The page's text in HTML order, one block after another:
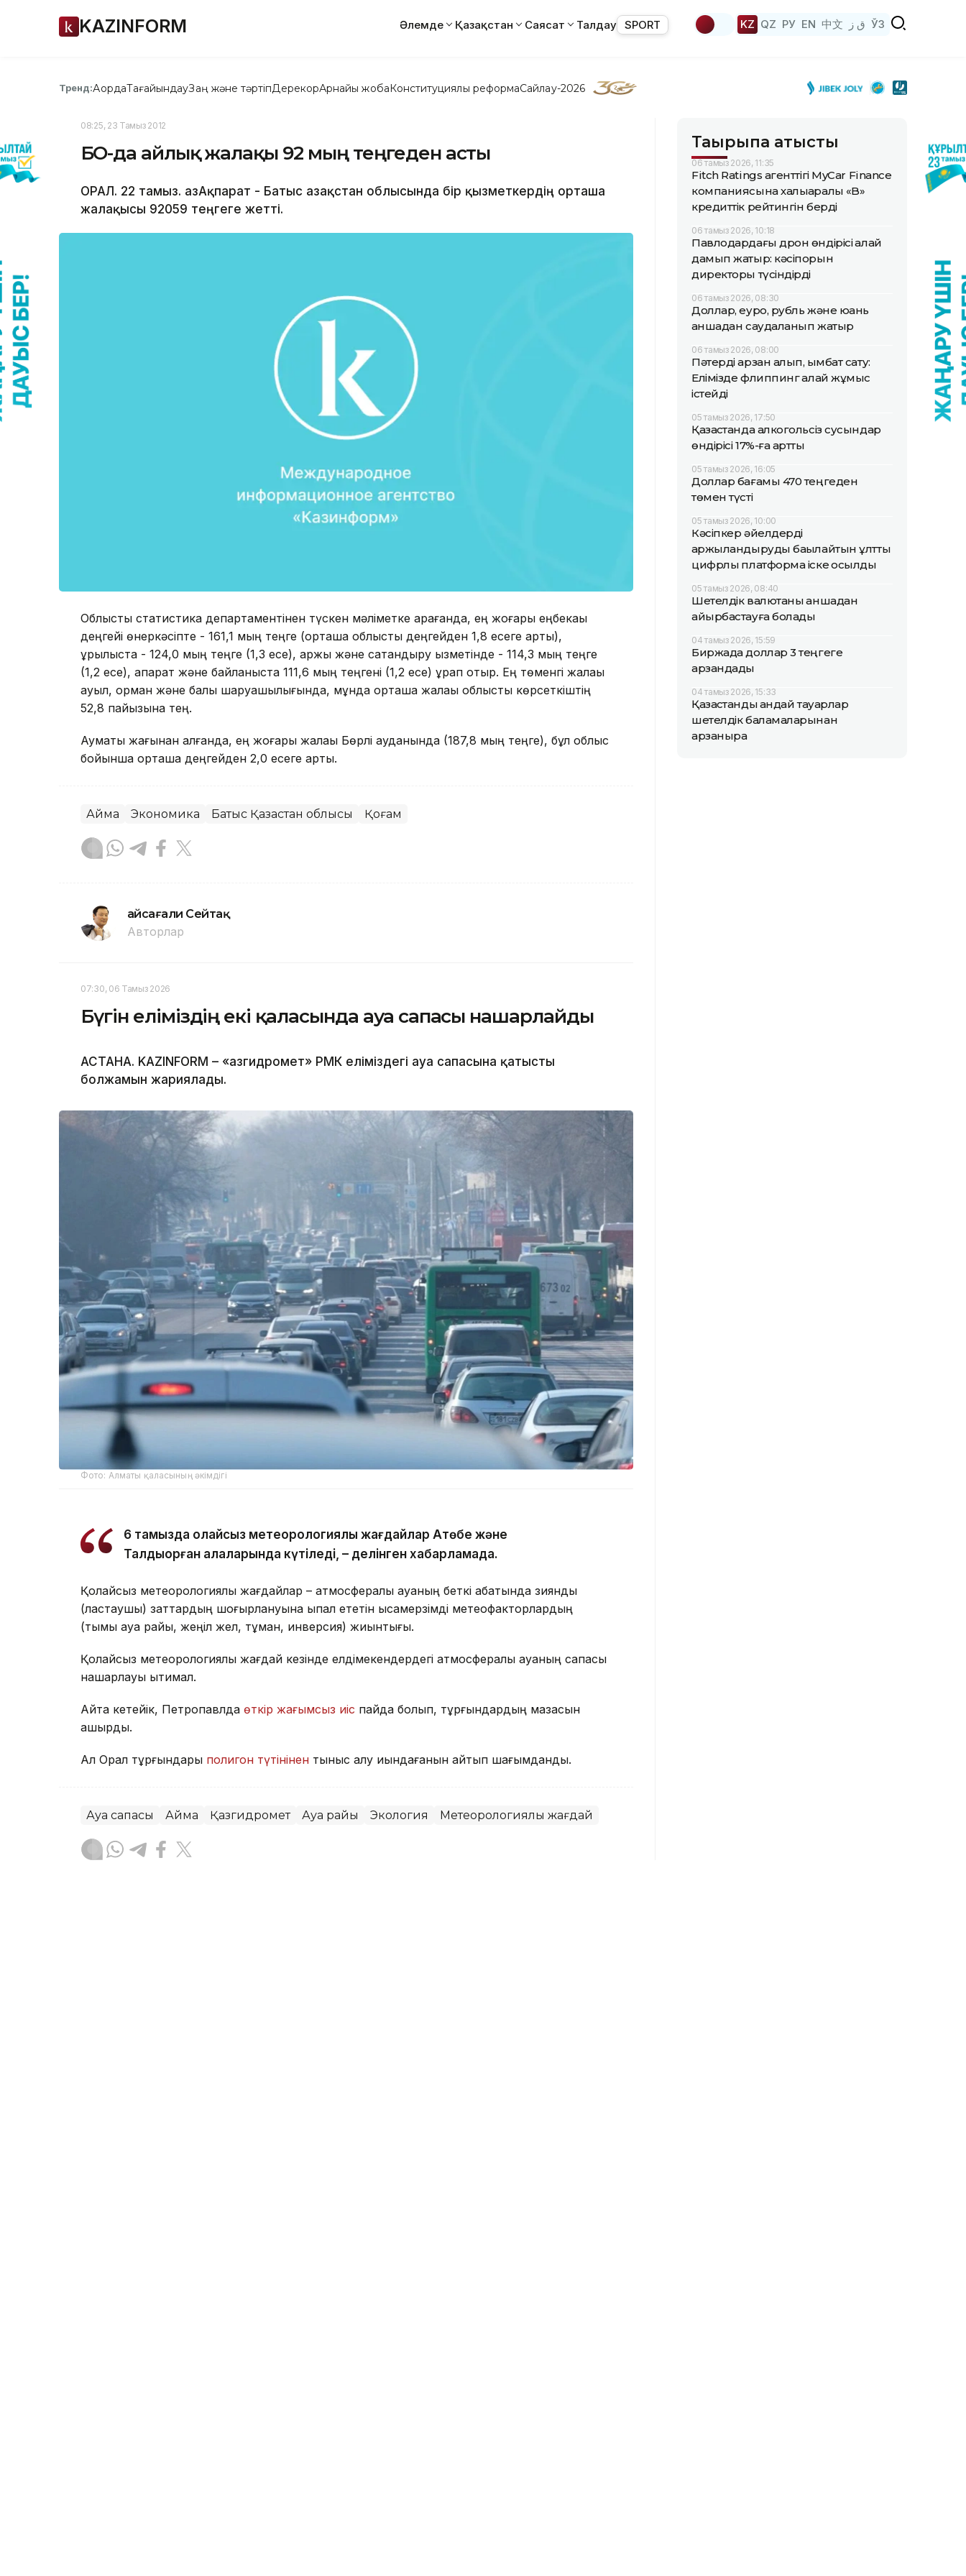
KAZINFORM Әлемде Қазақстан Саясат Талдау SPORT KZ QZ РУ EN 中文 ق ز ЎЗ
Тренд:АқордаТағайындауЗаң және тәртіпДерекқорАрнайы жобаКонституциялық реформаСайлау-2026
08:25, 23 Тамыз 2012
БҚО-да айлық жалақы 92 мың теңгеден асты
ОРАЛ. 22 тамыз. ҚазАқпарат - Батыс Қазақстан облысында бір қызметкердің орташа
жалақысы 92059 теңгеге жетті.
Облыстық статистика департаментінен түскен мәліметке қарағанда, ең жоғары еңбекақы
деңгейі өнеркәсіпте - 161,1 мың теңге (орташа облыстық деңгейден 1,8 есеге артық),
құрылыста - 124,0 мың теңге (1,3 есе), қаржы және сақтандыру қызметінде - 114,3 мың теңге
(1,2 есе), ақпарат және байланыста 111,6 мың теңгені (1,2 есе) құрап отыр. Ең төменгі жалақы
ауыл, орман және балық шаруашылығында, мұнда орташа жалақы облыстық көрсеткіштің
52,8 пайызына тең.
Аумақтық жағынан алғанда, ең жоғары жалақы Бөрлі ауданында (187,8 мың теңге), бұл облыс
бойынша орташа деңгейден 2,0 есеге артық.
Аймақ Экономика Батыс Қазақстан облысы Қоғам
Ғайсағали Сейтақ
Авторлар
07:30, 06 Тамыз 2026
Бүгін еліміздің екі қаласында ауа сапасы нашарлайды
АСТАНА. KAZINFORM – «Қазгидромет» РМК еліміздегі ауа сапасына қатысты
болжамын жариялады.
Фото: Алматы қаласының әкімдігі
6 тамызда қолайсыз метеорологиялық жағдайлар Ақтөбе және
Талдықорған қалаларында күтіледі, – делінген хабарламада.
Қолайсыз метеорологиялық жағдайлар – атмосфералық ауаның беткі қабатында зиянды
(ластаушы) заттардың шоғырлануына ықпал ететін қысқамерзімді метеофакторлардың
(тымық ауа райы, жеңіл жел, тұман, инверсия) жиынтығы.
Қолайсыз метеорологиялық жағдай кезінде елдімекендердегі атмосфералық ауаның сапасы
нашарлауы ықтимал.
Айта кетейік, Петропавлда өткір жағымсыз иіс пайда болып, тұрғындардың мазасын
қашырды.
Ал Орал тұрғындары полигон түтінінен тыныс алу қиындағанын айтып шағымданды.
Ауа сапасы Аймақ Қазгидромет Ауа райы Экология Метеорологиялық жағдай
Тақырыпқа қатысты
06 тамыз 2026, 11:35
Fitch Ratings агенттігі MyCar Finance
компаниясына халықаралық «B»
кредиттік рейтингін берді
06 тамыз 2026, 10:18
Павлодардағы дрон өндірісі қалай
дамып жатыр: кәсіпорын
директоры түсіндірді
06 тамыз 2026, 08:30
Доллар, еуро, рубль және юань
қаншадан саудаланып жатыр
06 тамыз 2026, 08:00
Пәтерді арзан алып, қымбат сату:
Елімізде флиппинг қалай жұмыс
істейді
05 тамыз 2026, 17:50
Қазақстанда алкогольсіз сусындар
өндірісі 17%-ға артты
05 тамыз 2026, 16:05
Доллар бағамы 470 теңгеден
төмен түсті
05 тамыз 2026, 10:00
Кәсіпкер әйелдерді
қаржыландыруды бақылайтын ұлттық
цифрлық платформа іске қосылды
05 тамыз 2026, 08:40
Шетелдік валютаны қаншадан
айырбастауға болады
04 тамыз 2026, 15:59
Биржада доллар 3 теңгеге
арзандады
04 тамыз 2026, 15:33
Қазақстандық қандай тауарлар
шетелдік баламаларынан
арзанырақ